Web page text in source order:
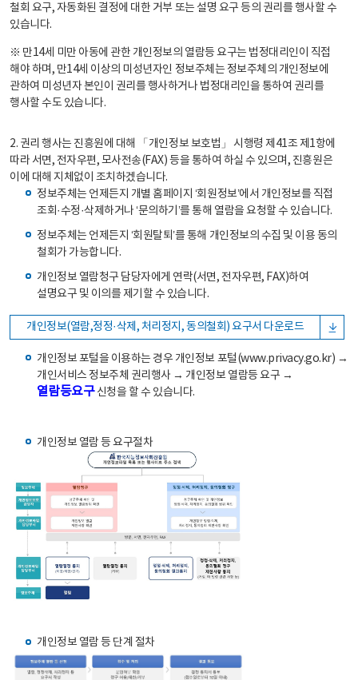
철회 요구, 자동화된 결정에 대한 거부 또는 설명 요구 등의 권리를 행사할 수
있습니다.
※ 만14세 미만 아동에 관한 개인정보의 열람등 요구는 법정대리인이 직접
해야 하며, 만14세 이상의 미성년자인 정보주체는 정보주체의 개인정보에
관하여 미성년자 본인이 권리를 행사하거나 법정대리인을 통하여 권리를
행사할 수도 있습니다.
2. 권리 행사는 진흥원에 대해 「개인정보 보호법」 시행령 제41조 제1항에
따라 서면, 전자우편, 모사전송(FAX) 등을 통하여 하실 수 있으며, 진흥원은
이에 대해 지체없이 조치하겠습니다.
정보주체는 언제든지 개별 홈페이지 ‘회원정보’에서 개인정보를 직접
조회·수정·삭제하거나 ‘문의하기’를 통해 열람을 요청할 수 있습니다.
정보주체는 언제든지 ‘회원탈퇴’를 통해 개인정보의 수집 및 이용 동의
철회가 가능합니다.
개인정보 열람청구 담당자에게 연락(서면, 전자우편, FAX)하여
설명요구 및 이의를 제기할 수 있습니다.
개인정보(열람,정정·삭제, 처리정지, 동의철회) 요구서 다운로드
개인정보 포털을 이용하는 경우 개인정보 포털(www.privacy.go.kr) →
개인서비스 정보주체 권리행사 → 개인정보 열람등 요구 →
열람등요구신청을 할 수 있습니다.
개인정보 열람 등 요구절차
개인정보 열람 등 단계 절차